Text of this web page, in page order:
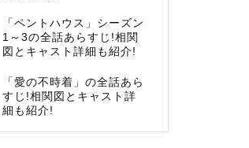
「ペントハウス」シーズン
1～3の全話あらすじ!相関
図とキャスト詳細も紹介!
「愛の不時着」の全話あら
すじ!相関図とキャスト詳
細も紹介!